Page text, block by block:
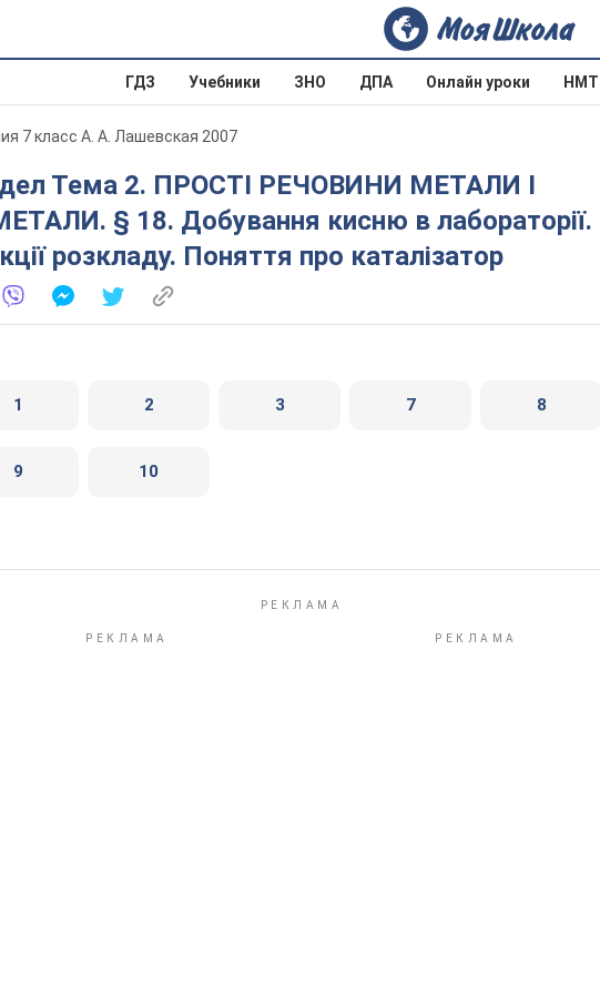
ГДЗ Учебники ЗНО ДПА Онлайн уроки НМТ
7 класс А. А. Лашевская 2007
§ 18. Добування кисню в лабораторії.
розкладу. Поняття про каталізатор
1 2 3 7 8
9 10